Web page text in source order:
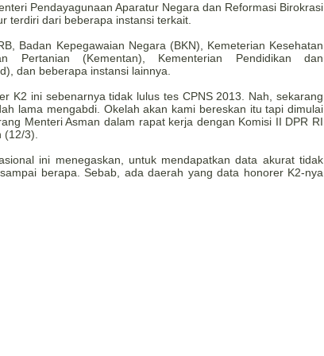
Pendayagunaan Aparatur Negara dan Reformasi Birokrasi
terdiri dari beberapa instansi terkait.
Badan Kepegawaian Negara (BKN), Kemeterian Kesehatan
Pertanian (Kementan), Kementerian Pendidikan dan
dan beberapa instansi lainnya.
K2 ini sebenarnya tidak lulus tes CPNS 2013. Nah, sekarang
lama mengabdi. Okelah akan kami bereskan itu tapi dimulai
Menteri Asman dalam rapat kerja dengan Komisi II DPR RI
3).
ini menegaskan, untuk mendapatkan data akurat tidak
berapa. Sebab, ada daerah yang data honorer K2-nya